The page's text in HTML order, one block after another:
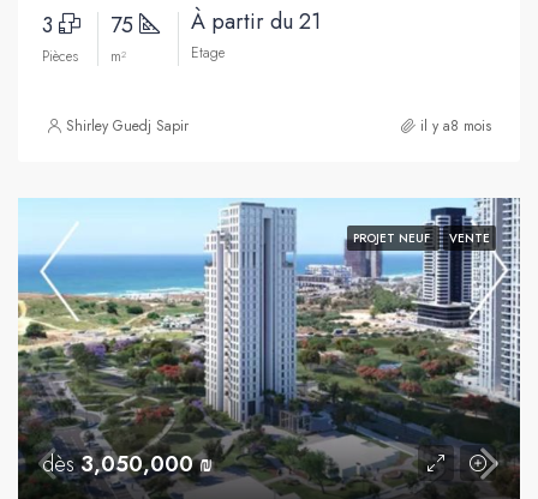
3
Pièces
75
m²
À partir du 21
Etage
Shirley Guedj Sapir il y a8 mois
PROJET NEUF VENTE
dès3,050,000 ₪